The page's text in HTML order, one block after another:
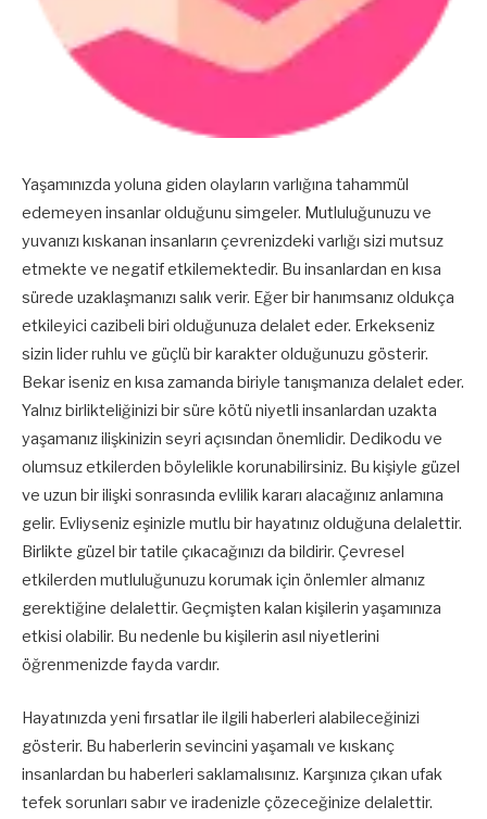
Yaşamınızda yoluna giden olayların varlığına tahammül
edemeyen insanlar olduğunu simgeler. Mutluluğunuzu ve
yuvanızı kıskanan insanların çevrenizdeki varlığı sizi mutsuz
etmekte ve negatif etkilemektedir. Bu insanlardan en kısa
sürede uzaklaşmanızı salık verir. Eğer bir hanımsanız oldukça
etkileyici cazibeli biri olduğunuza delalet eder. Erkekseniz
sizin lider ruhlu ve güçlü bir karakter olduğunuzu gösterir.
Bekar iseniz en kısa zamanda biriyle tanışmanıza delalet eder.
Yalnız birlikteliğinizi bir süre kötü niyetli insanlardan uzakta
yaşamanız ilişkinizin seyri açısından önemlidir. Dedikodu ve
olumsuz etkilerden böylelikle korunabilirsiniz. Bu kişiyle güzel
ve uzun bir ilişki sonrasında evlilik kararı alacağınız anlamına
gelir. Evliyseniz eşinizle mutlu bir hayatınız olduğuna delalettir.
Birlikte güzel bir tatile çıkacağınızı da bildirir. Çevresel
etkilerden mutluluğunuzu korumak için önlemler almanız
gerektiğine delalettir. Geçmişten kalan kişilerin yaşamınıza
etkisi olabilir. Bu nedenle bu kişilerin asıl niyetlerini
öğrenmenizde fayda vardır.
Hayatınızda yeni fırsatlar ile ilgili haberleri alabileceğinizi
gösterir. Bu haberlerin sevincini yaşamalı ve kıskanç
insanlardan bu haberleri saklamalısınız. Karşınıza çıkan ufak
tefek sorunları sabır ve iradenizle çözeceğinize delalettir.